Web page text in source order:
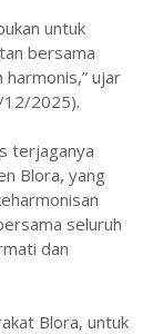
untuk
bersama
ujar
12/2025).
terjaganya
Blora, yang
seluruh
dan
Blora, untuk